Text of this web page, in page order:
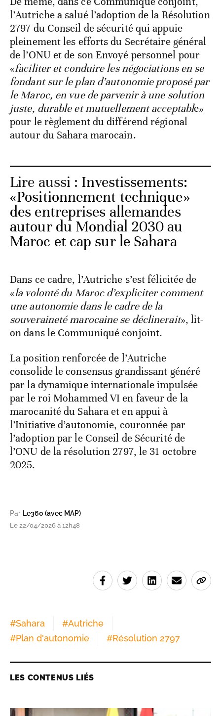
l’Autriche a salué l’adoption de la Résolution
2797 du Conseil de sécurité qui appuie
pleinement les efforts du Secrétaire général
de l’ONU et de son Envoyé personnel pour
«faciliter et conduire les négociations en se
fondant sur le plan d’autonomie proposé par
le Maroc, en vue de parvenir à une solution
juste, durable et mutuellement acceptable»
pour le règlement du différend régional
autour du Sahara marocain.
Lire aussi : Investissements:
«Positionnement technique»
des entreprises allemandes
autour du Mondial 2030 au
Maroc et cap sur le Sahara
Dans ce cadre, l’Autriche s’est félicitée de
«la volonté du Maroc d’expliciter comment
une autonomie dans le cadre de la
souveraineté marocaine se déclinerait», lit-
on dans le Communiqué conjoint.
La position renforcée de l’Autriche
consolide le consensus grandissant généré
par la dynamique internationale impulsée
par le roi Mohammed VI en faveur de la
marocanité du Sahara et en appui à
l’Initiative d’autonomie, couronnée par
l’adoption par le Conseil de Sécurité de
l’ONU de la résolution 2797, le 31 octobre
2025.
Par Le360 (avec MAP)
Le 22/04/2026 à 12h48
#Sahara #Autriche
#Plan d'autonomie #Résolution 2797
LES CONTENUS LIÉS